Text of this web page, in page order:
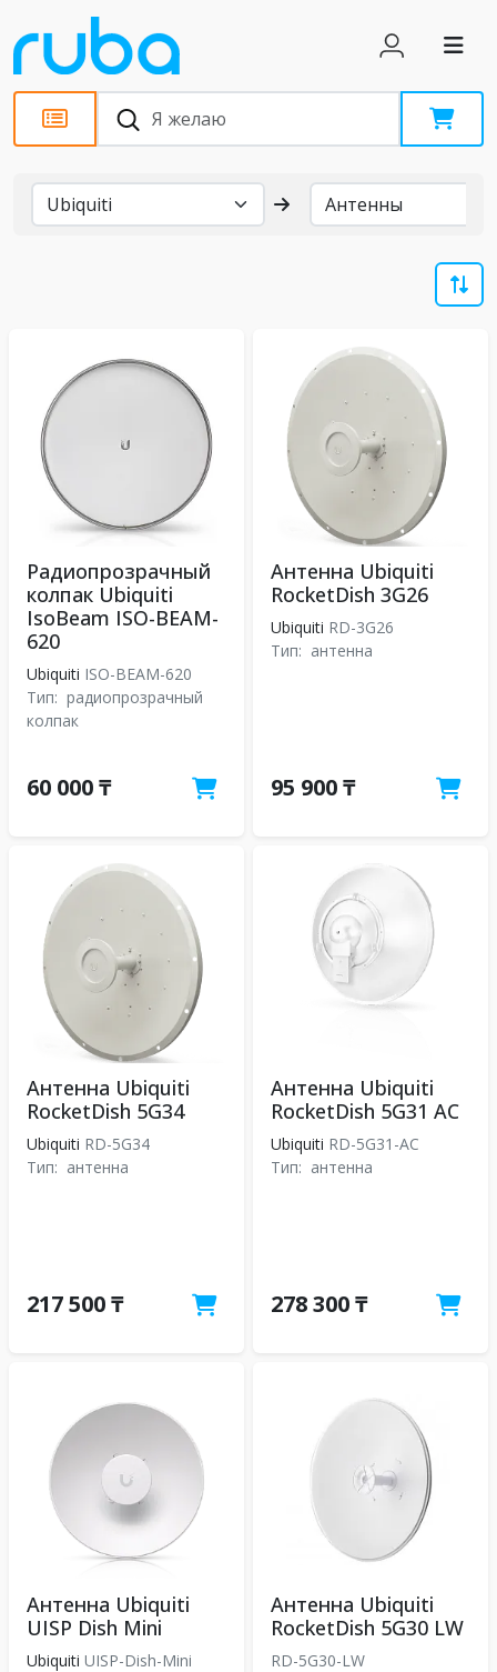
Бренды
Радиопрозрачный
колпак Ubiquiti
IsoBeam ISO-BEAM-
620
Ubiquiti ISO-BEAM-620
Тип: радиопрозрачный
колпак
60 000 ₸
Антенна Ubiquiti
RocketDish 3G26
Ubiquiti RD-3G26
Тип: антенна
95 900 ₸
Антенна Ubiquiti
RocketDish 5G34
Ubiquiti RD-5G34
Тип: антенна
217 500 ₸
Антенна Ubiquiti
RocketDish 5G31 AC
Ubiquiti RD-5G31-AC
Тип: антенна
278 300 ₸
Антенна Ubiquiti
UISP Dish Mini
Ubiquiti UISP-Dish-Mini
Антенна Ubiquiti
RocketDish 5G30 LW
RD-5G30-LW